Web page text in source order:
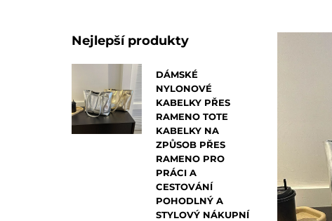
Nejlepší produkty
DÁMSKÉ
NYLONOVÉ
KABELKY PŘES
RAMENO TOTE
KABELKY NA
ZPŮSOB PŘES
RAMENO PRO
PRÁCI A
CESTOVÁNÍ
POHODLNÝ A
STYLOVÝ NÁKUPNÍ